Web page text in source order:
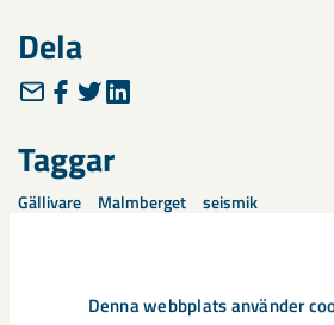
Denna webbplats använder
Dela
Taggar
Gällivare Malmberget seismik